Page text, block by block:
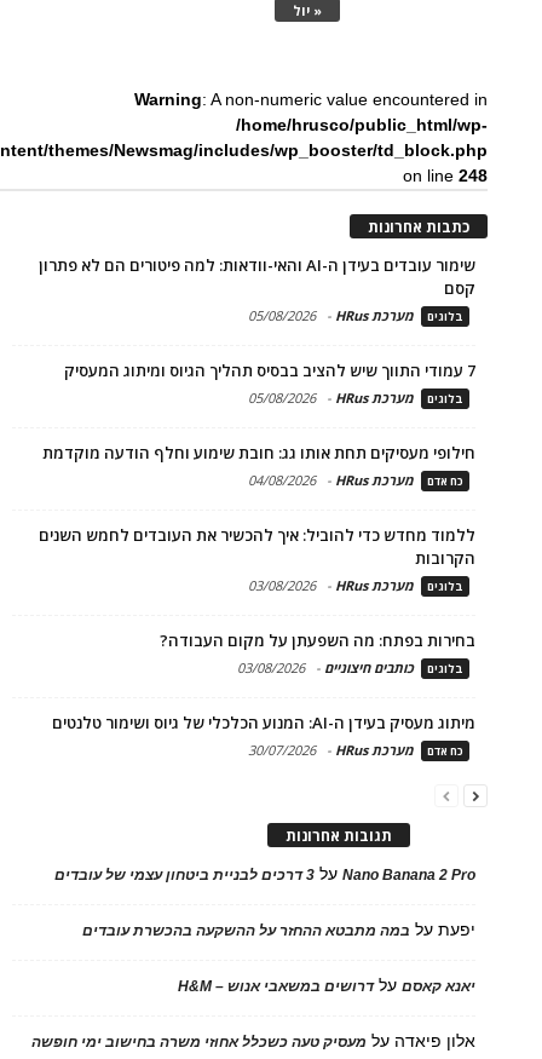
« יול
Warning: A non-numeric value encountered in
/home/hrusco/public_html/wp-
themes/Newsmag/includes/wp_booster/td_block.php
on line248
כתבות אחרונות
שימור עובדים בעידן ה-AI והאי-וודאות: למה פיטורים הם לא פתרון
קסם
בלוגים מערכת HRus -
05/08/2026
7 עמודי התווך שיש להציב בבסיס תהליך הגיוס ומיתוג המעסיק
בלוגים מערכת HRus -
05/08/2026
חילופי מעסיקים תחת אותו גג: חובת שימוע וחלף הודעה מוקדמת
כח אדם מערכת HRus -
04/08/2026
ללמוד מחדש כדי להוביל: איך להכשיר את העובדים לחמש השנים
הקרובות
בלוגים מערכת HRus -
03/08/2026
בחירות בפתח: מה השפעתן על מקום העבודה?
בלוגים כותבים חיצוניים -
03/08/2026
מיתוג מעסיק בעידן ה-AI: המנוע הכלכלי של גיוס ושימור טלנטים
כח אדם מערכת HRus -
30/07/2026
תגובות אחרונות
Nano Banana 2 Proעל 3 דרכים לבניית ביטחון עצמי של עובדים
יפעתעל במה מתבטא ההחזר על ההשקעה בהכשרת עובדים
יאנא קאסםעלדרושים במשאבי אנוש – H&M
אלון פיאדה על מעסיק טעה כשכלל אחוזי משרה בחישוב ימי חופשה